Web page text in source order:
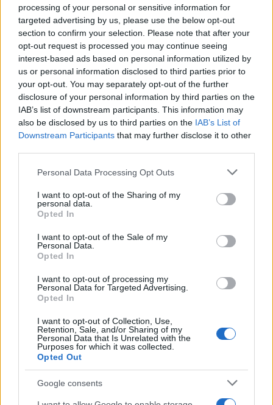
processing of your personal or sensitive information for
targeted advertising by us, please use the below opt-out
section to confirm your selection. Please note that after your
opt-out request is processed you may continue seeing
interest-based ads based on personal information utilized by
us or personal information disclosed to third parties prior to
your opt-out. You may separately opt-out of the further
disclosure of your personal information by third parties on the
IAB’s list of downstream participants. This information may
also be disclosed by us to third parties on the IAB’s List of
Downstream Participants that may further disclose it to other
Please note that this website/app uses one or more Google
not limited to your visit or usage behaviour. You may click to
grant or deny consent to Google and its third-party tags to
use your data for below specified purposes in below Google
consent section.
Personal Data Processing Opt Outs
I want to opt-out of the Sharing of my
personal data.
Opted In
I want to opt-out of the Sale of my
Personal Data.
Opted In
I want to opt-out of processing my
Personal Data for Targeted Advertising.
Opted In
I want to opt-out of Collection, Use,
Retention, Sale, and/or Sharing of my
Personal Data that Is Unrelated with the
Purposes for which it was collected.
Opted Out
Google consents
Continua a leggere
SCI ALPINO
Sci alpino: Elena Curtoni chiude la carriera dopo la
stagione 2026-2027